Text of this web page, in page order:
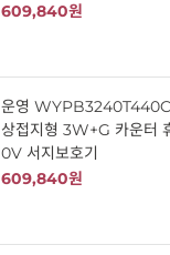
609,840원
운영
상접지형 3W+G 카운터
0V 서지보호기
609,840원